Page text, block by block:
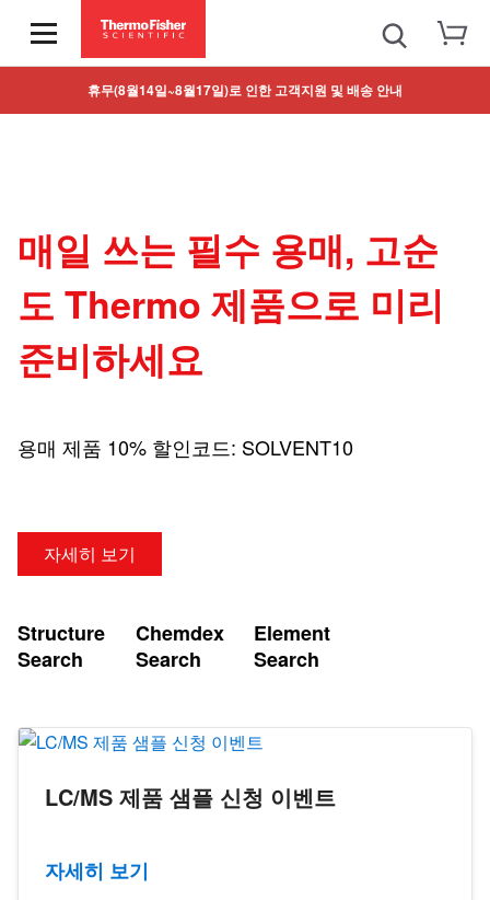
휴무(8월14일~8월17일)로 인한 고객지원 및 배송 안내
매일 쓰는 필수 용매, 고순
도 Thermo 제품으로 미리
준비하세요
용매 제품 10% 할인코드: SOLVENT10
자세히 보기
Structure
Search
Chemdex
Search
Element
Search
LC/MS 제품 샘플 신청 이벤트
자세히 보기